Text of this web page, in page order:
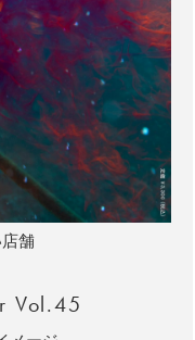
舗
Vol.45